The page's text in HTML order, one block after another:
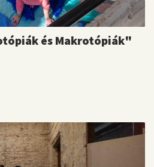
és Makrotópiák"